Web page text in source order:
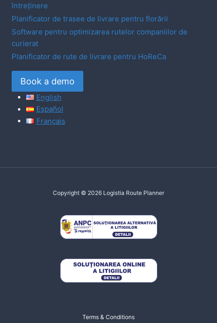
întreținere
Planificator de trasee de livrare pentru florării
Software pentru optimizarea rutelor companiilor de
curierat
Planificator de rute de livrare pentru HoReCa
Book a demo
English
Español
Français
Copyright © 2026 Logistia Route Planner
Terms & Conditions